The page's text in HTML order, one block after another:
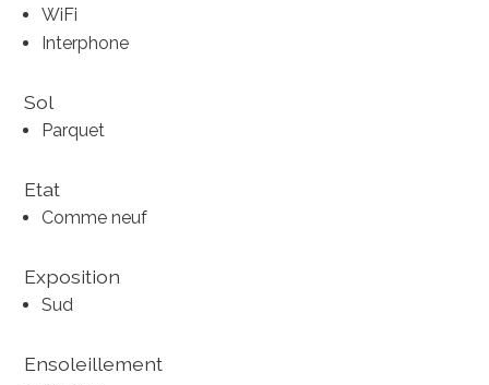
WiFi
Interphone
Sol
Parquet
Etat
Comme neuf
Exposition
Sud
Ensoleillement